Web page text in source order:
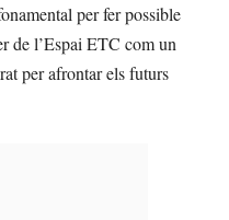
per fer possible
de l’Espai ETC com un
per afrontar els futurs